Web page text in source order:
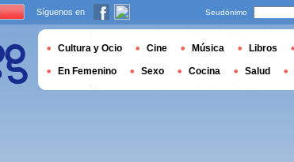
Síguenos en Seudónimo
Cultura y Ocio Cine Música Libros
En Femenino Sexo Cocina Salud